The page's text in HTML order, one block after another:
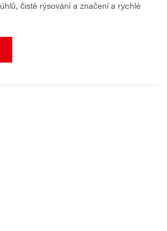
čisté rýsování a značení a rychlé